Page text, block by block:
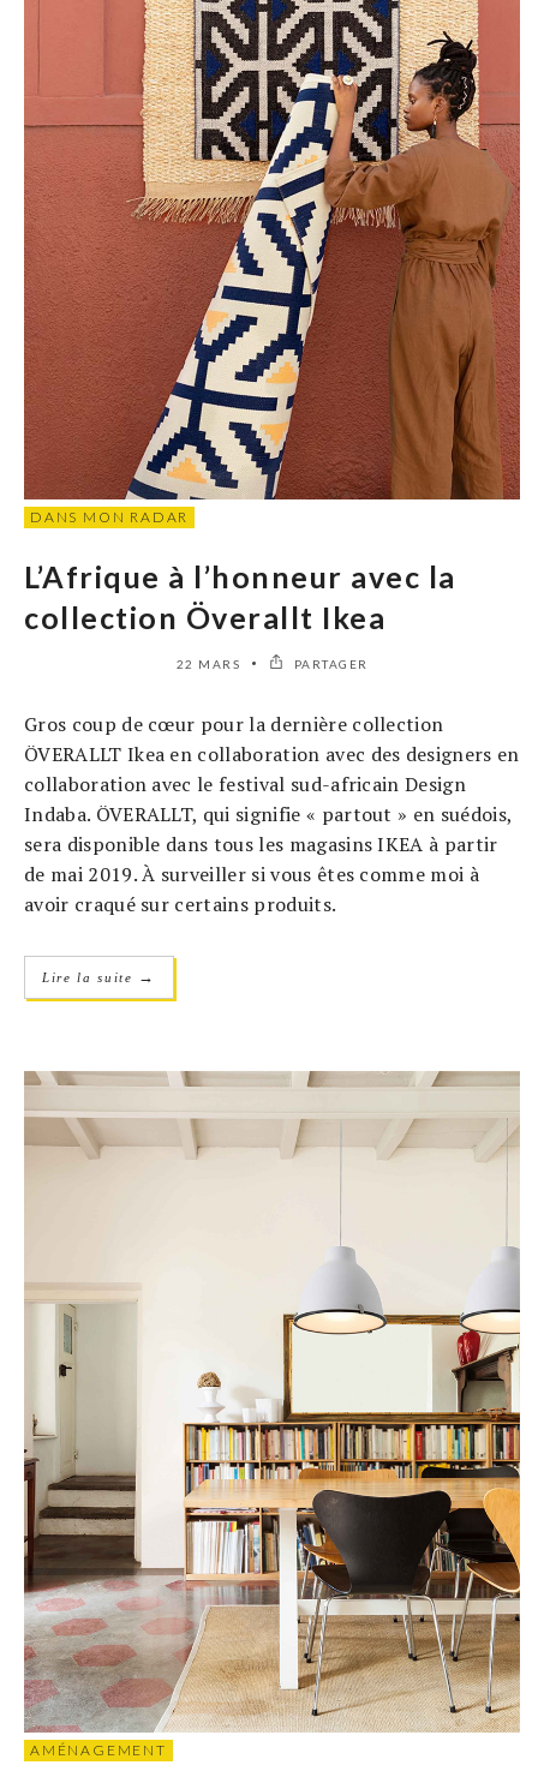
DANS MON RADAR
L’Afrique à l’honneur avec la
collection Överallt Ikea
22 MARS PARTAGER
Gros coup de cœur pour la dernière collection
ÖVERALLT Ikea en collaboration avec des designers en
collaboration avec le festival sud-africain Design
Indaba. ÖVERALLT, qui signifie « partout » en suédois,
sera disponible dans tous les magasins IKEA à partir
de mai 2019. À surveiller si vous êtes comme moi à
avoir craqué sur certains produits.
Lire la suite →
AMÉNAGEMENT